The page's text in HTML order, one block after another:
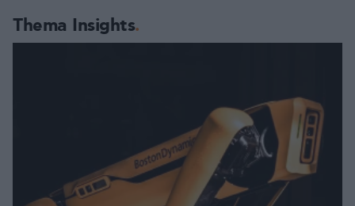
Thema Insights